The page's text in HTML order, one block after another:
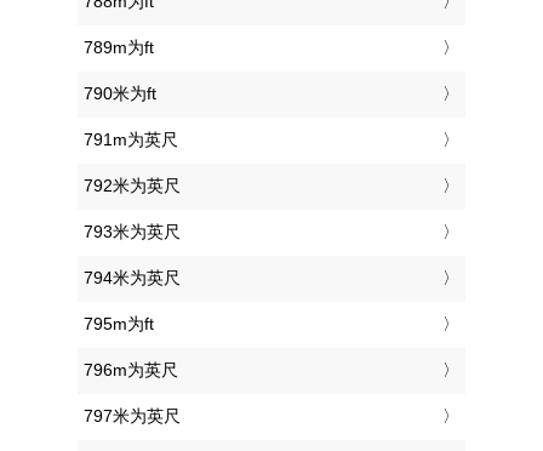
789m为ft
790米为ft
791m为英尺
792米为英尺
793米为英尺
794米为英尺
795m为ft
796m为英尺
797米为英尺